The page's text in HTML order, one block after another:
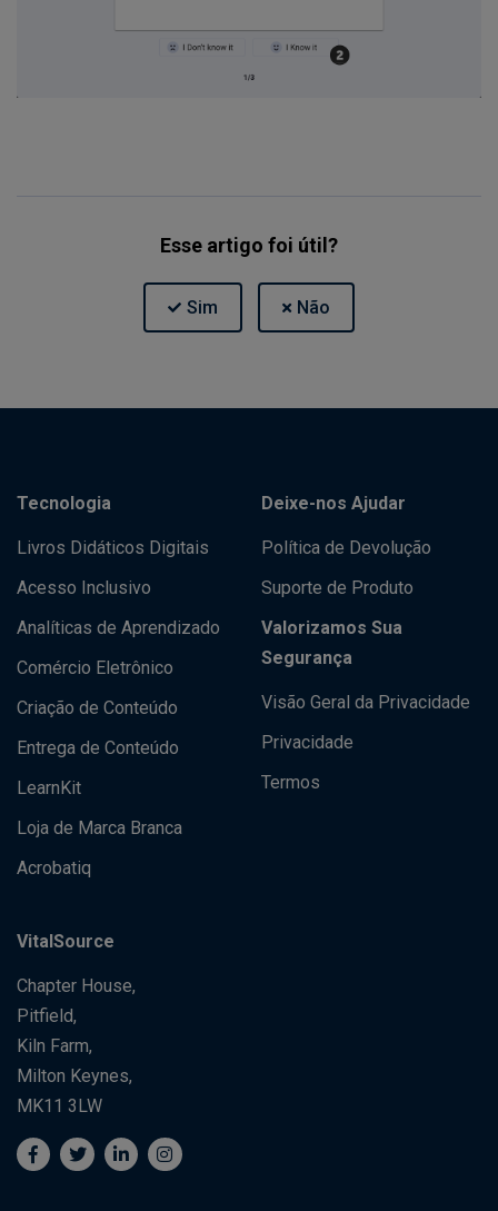
Esse artigo foi útil?
Tecnologia
Livros Didáticos Digitais
Acesso Inclusivo
Analíticas de Aprendizado
Comércio Eletrônico
Criação de Conteúdo
Entrega de Conteúdo
LearnKit
Loja de Marca Branca
Acrobatiq
Deixe-nos Ajudar
Política de Devolução
Suporte de Produto
Valorizamos Sua
Segurança
Visão Geral da Privacidade
Privacidade
Termos
VitalSource
Chapter House,
Pitfield,
Kiln Farm,
Milton Keynes,
MK11 3LW